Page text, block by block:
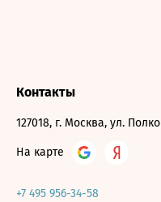
Контакты
127018, г. Москва, ул.
На карте
+7 495 956-34-58